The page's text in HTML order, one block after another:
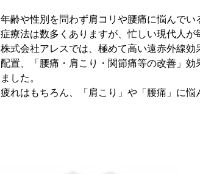
年齢や性別を問わず肩コリや腰痛に悩んで
症療法は数多くありますが、忙しい現代人が
株式会社アレスでは、極めて高い遠赤外線
配置、「腰痛・肩こり・関節痛等の改善」
ました。
疲れはもちろん、「肩こり」や「腰痛」に悩